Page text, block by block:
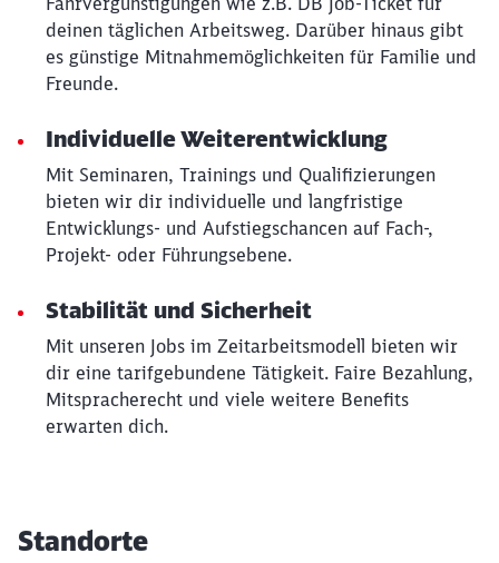
deinen täglichen Arbeitsweg. Darüber hinaus gibt
es günstige Mitnahmemöglichkeiten für Familie und
Freunde.
Individuelle Weiterentwicklung
Mit Seminaren, Trainings und Qualifizierungen
bieten wir dir individuelle und langfristige
Entwicklungs- und Aufstiegschancen auf Fach-,
Projekt- oder Führungsebene.
Stabilität und Sicherheit
Mit unseren Jobs im Zeitarbeitsmodell bieten wir
dir eine tarifgebundene Tätigkeit. Faire Bezahlung,
Mitspracherecht und viele weitere Benefits
erwarten dich.
Standorte
Abbrechen Weiter